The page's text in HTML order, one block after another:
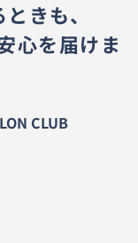
きも、
心を届けま
CLUB